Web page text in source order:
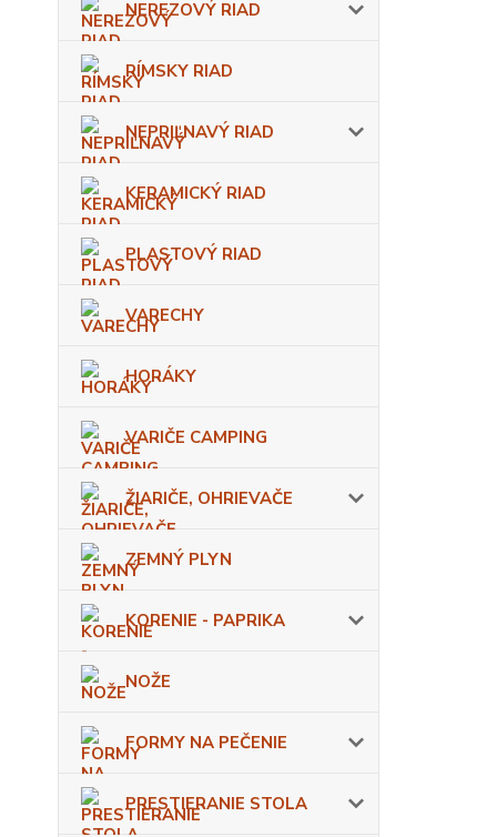
NEREZOVÝ RIAD
RÍMSKY RIAD
NEPRIĽNAVÝ RIAD
KERAMICKÝ RIAD
PLASTOVÝ RIAD
VARECHY
HORÁKY
VARIČE CAMPING
ŽIARIČE, OHRIEVAČE
ZEMNÝ PLYN
KORENIE - PAPRIKA
NOŽE
FORMY NA PEČENIE
PRESTIERANIE STOLA